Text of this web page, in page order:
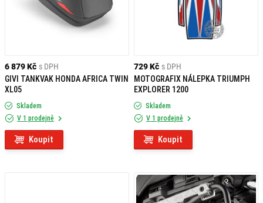
6 879 Kč s DPH
GIVI TANKVAK HONDA AFRICA TWIN
XL05
Skladem
V 1 prodejně
Koupit
729 Kč s DPH
MOTOGRAFIX NÁLEPKA TRIUMPH
EXPLORER 1200
Skladem
V 1 prodejně
Koupit